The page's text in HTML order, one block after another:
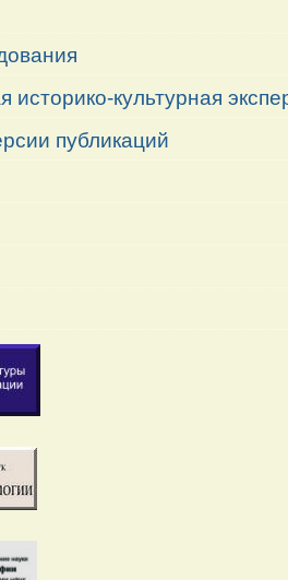
историко-культурная
публикаций